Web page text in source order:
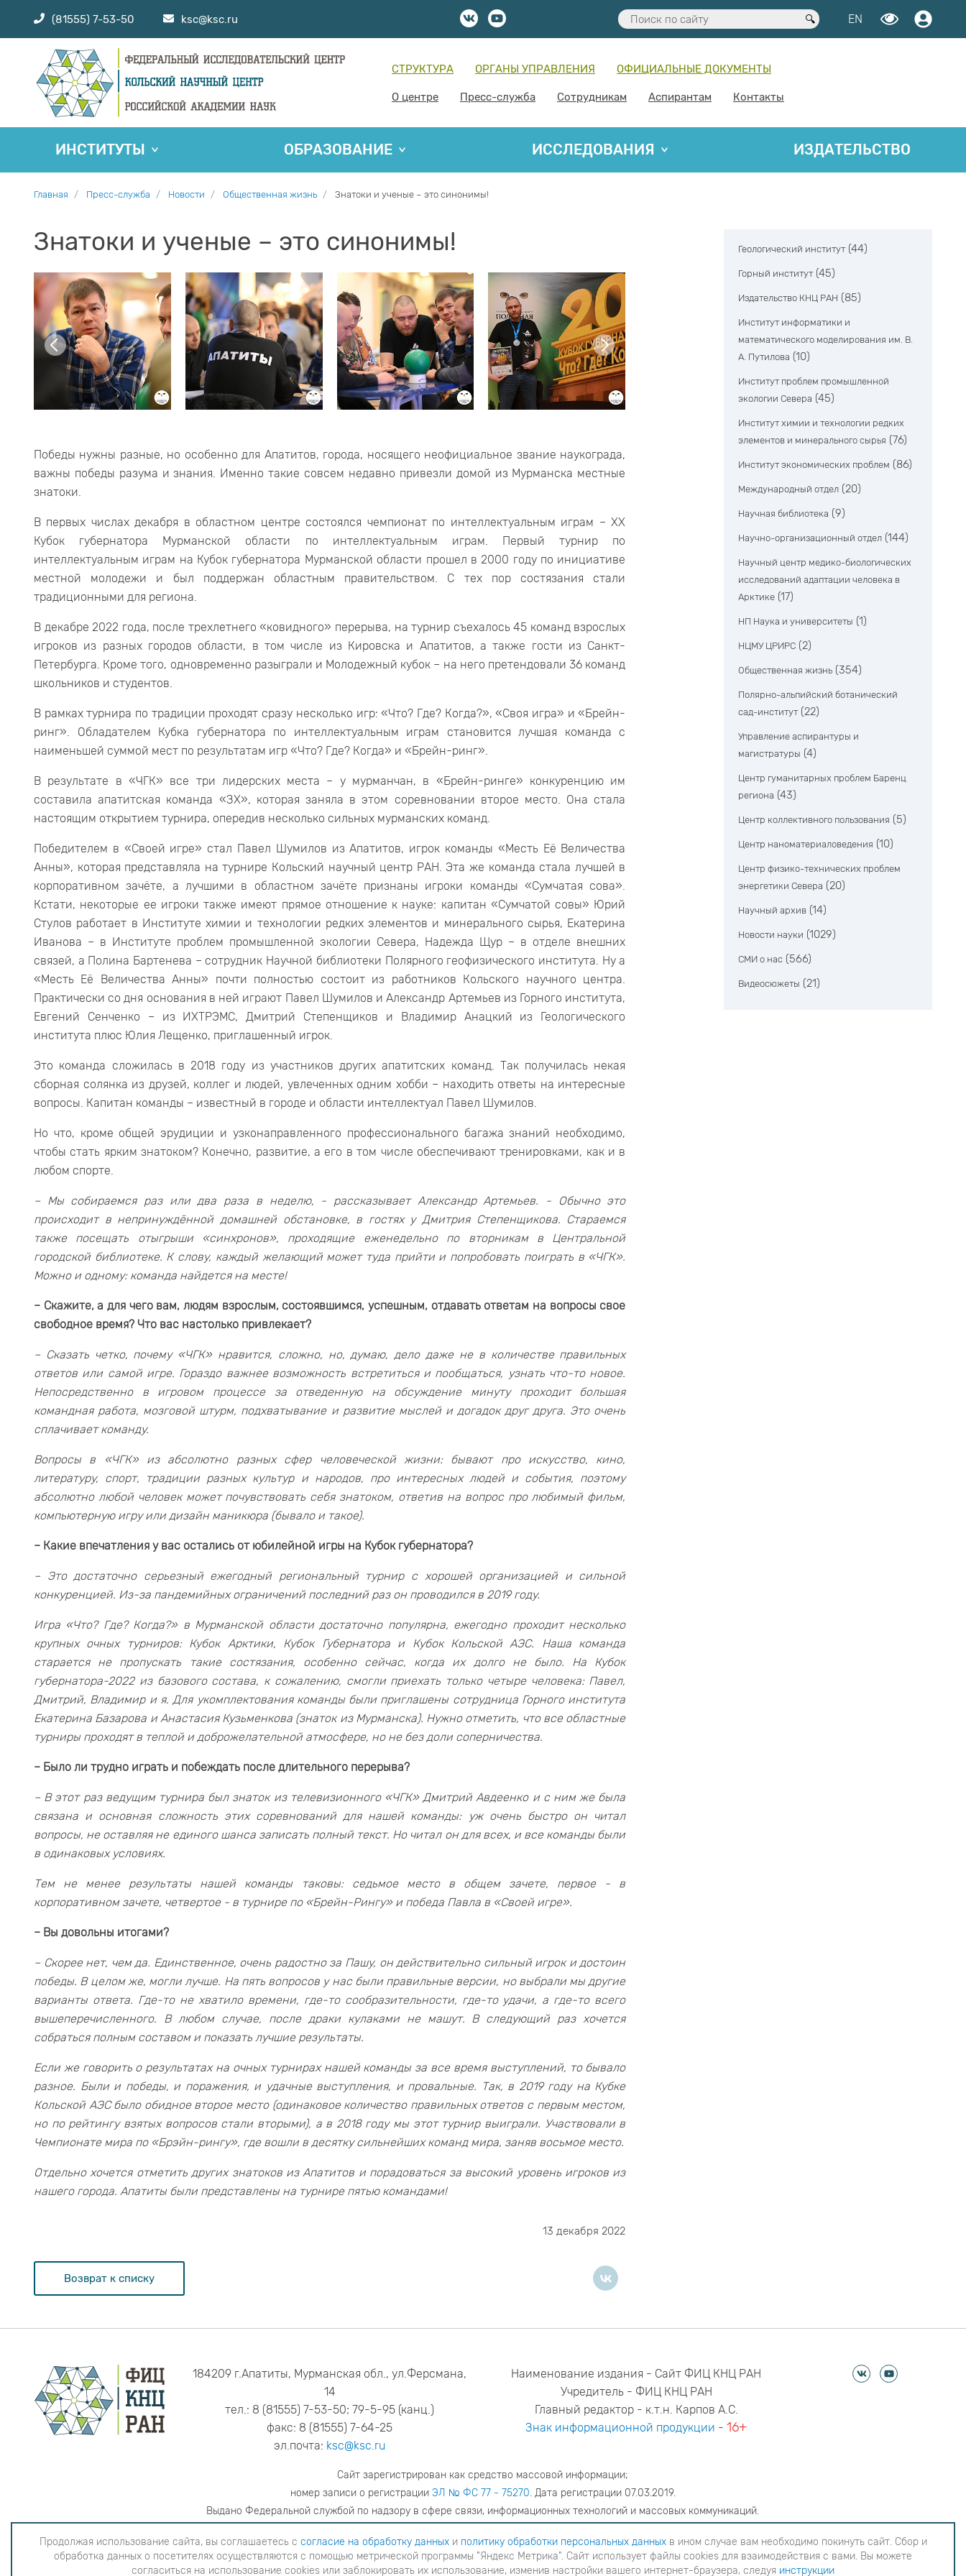
(81555) 7-53-50 ksc@ksc.ru EN
СТРУКТУРА ОРГАНЫ УПРАВЛЕНИЯ ОФИЦИАЛЬНЫЕ ДОКУМЕНТЫ
О центре Пресс-служба Сотрудникам Аспирантам Контакты
ИНСТИТУТЫ ОБРАЗОВАНИЕ ИССЛЕДОВАНИЯ ИЗДАТЕЛЬСТВО
Главная Пресс-служба Новости Общественная жизнь Знатоки и ученые – это синонимы!
Знатоки и ученые – это синонимы!
Победы нужны разные, но особенно для Апатитов, города, носящего неофициальное звание наукограда,
важны победы разума и знания. Именно такие совсем недавно привезли домой из Мурманска местные
знатоки.
В первых числах декабря в областном центре состоялся чемпионат по интеллектуальным играм – XX
Кубок губернатора Мурманской области по интеллектуальным играм. Первый турнир по
интеллектуальным играм на Кубок губернатора Мурманской области прошел в 2000 году по инициативе
местной молодежи и был поддержан областным правительством. С тех пор состязания стали
традиционными для региона.
В декабре 2022 года, после трехлетнего «ковидного» перерыва, на турнир съехалось 45 команд взрослых
игроков из разных городов области, в том числе из Кировска и Апатитов, а также гости из Санкт-
Петербурга. Кроме того, одновременно разыграли и Молодежный кубок – на него претендовали 36 команд
школьников и студентов.
В рамках турнира по традиции проходят сразу несколько игр: «Что? Где? Когда?», «Своя игра» и «Брейн-
ринг». Обладателем Кубка губернатора по интеллектуальным играм становится лучшая команда с
наименьшей суммой мест по результатам игр «Что? Где? Когда» и «Брейн-ринг».
В результате в «ЧГК» все три лидерских места – у мурманчан, в «Брейн-ринге» конкуренцию им
составила апатитская команда «ЗХ», которая заняла в этом соревновании второе место. Она стала
настоящим открытием турнира, опередив несколько сильных мурманских команд.
Победителем в «Своей игре» стал Павел Шумилов из Апатитов, игрок команды «Месть Её Величества
Анны», которая представляла на турнире Кольский научный центр РАН. Эта же команда стала лучшей в
корпоративном зачёте, а лучшими в областном зачёте признаны игроки команды «Сумчатая сова».
Кстати, некоторые ее игроки также имеют прямое отношение к науке: капитан «Сумчатой совы» Юрий
Стулов работает в Институте химии и технологии редких элементов и минерального сырья, Екатерина
Иванова – в Институте проблем промышленной экологии Севера, Надежда Щур – в отделе внешних
связей, а Полина Бартенева – сотрудник Научной библиотеки Полярного геофизического института. Ну а
«Месть Её Величества Анны» почти полностью состоит из работников Кольского научного центра.
Практически со дня основания в ней играют Павел Шумилов и Александр Артемьев из Горного института,
Евгений Сенченко – из ИХТРЭМС, Дмитрий Степенщиков и Владимир Анацкий из Геологического
института плюс Юлия Лещенко, приглашенный игрок.
Это команда сложилась в 2018 году из участников других апатитских команд. Так получилась некая
сборная солянка из друзей, коллег и людей, увлеченных одним хобби – находить ответы на интересные
вопросы. Капитан команды – известный в городе и области интеллектуал Павел Шумилов.
Но что, кроме общей эрудиции и узконаправленного профессионального багажа знаний необходимо,
чтобы стать ярким знатоком? Конечно, развитие, а его в том числе обеспечивают тренировками, как и в
любом спорте.
– Мы собираемся раз или два раза в неделю, - рассказывает Александр Артемьев. - Обычно это
происходит в непринуждённой домашней обстановке, в гостях у Дмитрия Степенщикова. Стараемся
также посещать отыгрыши «синхронов», проходящие еженедельно по вторникам в Центральной
городской библиотеке. К слову, каждый желающий может туда прийти и попробовать поиграть в «ЧГК».
Можно и одному: команда найдется на месте!
– Скажите, а для чего вам, людям взрослым, состоявшимся, успешным, отдавать ответам на вопросы свое
свободное время? Что вас настолько привлекает?
– Сказать четко, почему «ЧГК» нравится, сложно, но, думаю, дело даже не в количестве правильных
ответов или самой игре. Гораздо важнее возможность встретиться и пообщаться, узнать что-то новое.
Непосредственно в игровом процессе за отведенную на обсуждение минуту проходит большая
командная работа, мозговой штурм, подхватывание и развитие мыслей и догадок друг друга. Это очень
сплачивает команду.
Вопросы в «ЧГК» из абсолютно разных сфер человеческой жизни: бывают про искусство, кино,
литературу, спорт, традиции разных культур и народов, про интересных людей и события, поэтому
абсолютно любой человек может почувствовать себя знатоком, ответив на вопрос про любимый фильм,
компьютерную игру или дизайн маникюра (бывало и такое).
– Какие впечатления у вас остались от юбилейной игры на Кубок губернатора?
– Это достаточно серьезный ежегодный региональный турнир с хорошей организацией и сильной
конкуренцией. Из-за пандемийных ограничений последний раз он проводился в 2019 году.
Игра «Что? Где? Когда?» в Мурманской области достаточно популярна, ежегодно проходит несколько
крупных очных турниров: Кубок Арктики, Кубок Губернатора и Кубок Кольской АЭС. Наша команда
старается не пропускать такие состязания, особенно сейчас, когда их долго не было. На Кубок
губернатора-2022 из базового состава, к сожалению, смогли приехать только четыре человека: Павел,
Дмитрий, Владимир и я. Для укомплектования команды были приглашены сотрудница Горного института
Екатерина Базарова и Анастасия Кузьменкова (знаток из Мурманска). Нужно отметить, что все областные
турниры проходят в теплой и доброжелательной атмосфере, но не без доли соперничества.
– Было ли трудно играть и побеждать после длительного перерыва?
– В этот раз ведущим турнира был знаток из телевизионного «ЧГК» Дмитрий Авдеенко и с ним же была
связана и основная сложность этих соревнований для нашей команды: уж очень быстро он читал
вопросы, не оставляя не единого шанса записать полный текст. Но читал он для всех, и все команды были
в одинаковых условиях.
Тем не менее результаты нашей команды таковы: седьмое место в общем зачете, первое - в
корпоративном зачете, четвертое - в турнире по «Брейн-Рингу» и победа Павла в «Своей игре».
– Вы довольны итогами?
– Скорее нет, чем да. Единственное, очень радостно за Пашу, он действительно сильный игрок и достоин
победы. В целом же, могли лучше. На пять вопросов у нас были правильные версии, но выбрали мы другие
варианты ответа. Где-то не хватило времени, где-то сообразительности, где-то удачи, а где-то всего
вышеперечисленного. В любом случае, после драки кулаками не машут. В следующий раз хочется
собраться полным составом и показать лучшие результаты.
Если же говорить о результатах на очных турнирах нашей команды за все время выступлений, то бывало
разное. Были и победы, и поражения, и удачные выступления, и провальные. Так, в 2019 году на Кубке
Кольской АЭС было обидное второе место (одинаковое количество правильных ответов с первым местом,
но по рейтингу взятых вопросов стали вторыми), а в 2018 году мы этот турнир выиграли. Участвовали в
Чемпионате мира по «Брэйн-рингу», где вошли в десятку сильнейших команд мира, заняв восьмое место.
Отдельно хочется отметить других знатоков из Апатитов и порадоваться за высокий уровень игроков из
нашего города. Апатиты были представлены на турнире пятью командами!
13 декабря 2022
Возврат к списку
Геологический институт (44)
Горный институт (45)
Издательство КНЦ РАН (85)
Институт информатики и
математического моделирования им. В.
А. Путилова (10)
Институт проблем промышленной
экологии Севера (45)
Институт химии и технологии редких
элементов и минерального сырья (76)
Институт экономических проблем (86)
Международный отдел (20)
Научная библиотека (9)
Научно-организационный отдел (144)
Научный центр медико-биологических
исследований адаптации человека в
Арктике (17)
НП Наука и университеты (1)
НЦМУ ЦРИРС (2)
Общественная жизнь (354)
Полярно-альпийский ботанический
сад-институт (22)
Управление аспирантуры и
магистратуры (4)
Центр гуманитарных проблем Баренц
региона (43)
Центр коллективного пользования (5)
Центр наноматериаловедения (10)
Центр физико-технических проблем
энергетики Севера (20)
Научный архив (14)
Новости науки (1029)
СМИ о нас (566)
Видеосюжеты (21)
184209 г.Апатиты, Мурманская обл., ул.Ферсмана,
14
тел.: 8 (81555) 7-53-50; 79-5-95 (канц.)
факс: 8 (81555) 7-64-25
эл.почта: ksc@ksc.ru
Наименование издания - Сайт ФИЦ КНЦ РАН
Учредитель - ФИЦ КНЦ РАН
Главный редактор - к.т.н. Карпов А.С.
Знак информационной продукции -16+
Сайт зарегистрирован как средство массовой информации;
номер записи о регистрации ЭЛ № ФС 77 - 75270. Дата регистрации 07.03.2019.
Выдано Федеральной службой по надзору в сфере связи, информационных технологий и массовых коммуникаций.
адрес редакцииya.stogova@ksc.ru телефон редакции81555-79-516
Продолжая использование сайта, вы соглашаетесь с согласие на обработку данных
в ином случае вам необходимо покинуть сайт. Сбор и обработка
Продолжая использование сайта, вы соглашаетесь с согласие на обработку данныхи политику обработки персональных данныхв ином случае вам необходимо покинуть сайт. Сбор и
обработка данных о посетителях осуществляются с помощью метрической программы "Яндекс Метрика". Сайт использует файлы cookies для взаимодействия с вами. Вы можете
согласиться на использование cookies или заблокировать их использование, изменив настройки вашего интернет-браузера, следуя инструкции